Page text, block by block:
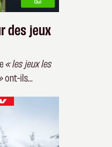
des jeux
« les jeux les
ont-ils